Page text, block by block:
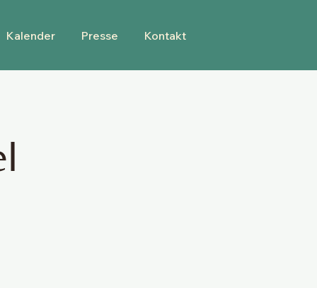
Kalender Presse Kontakt